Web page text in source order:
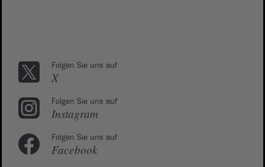
Folgen Sie uns auf
X
Folgen Sie uns auf
Instagram
Folgen Sie uns auf
Facebook